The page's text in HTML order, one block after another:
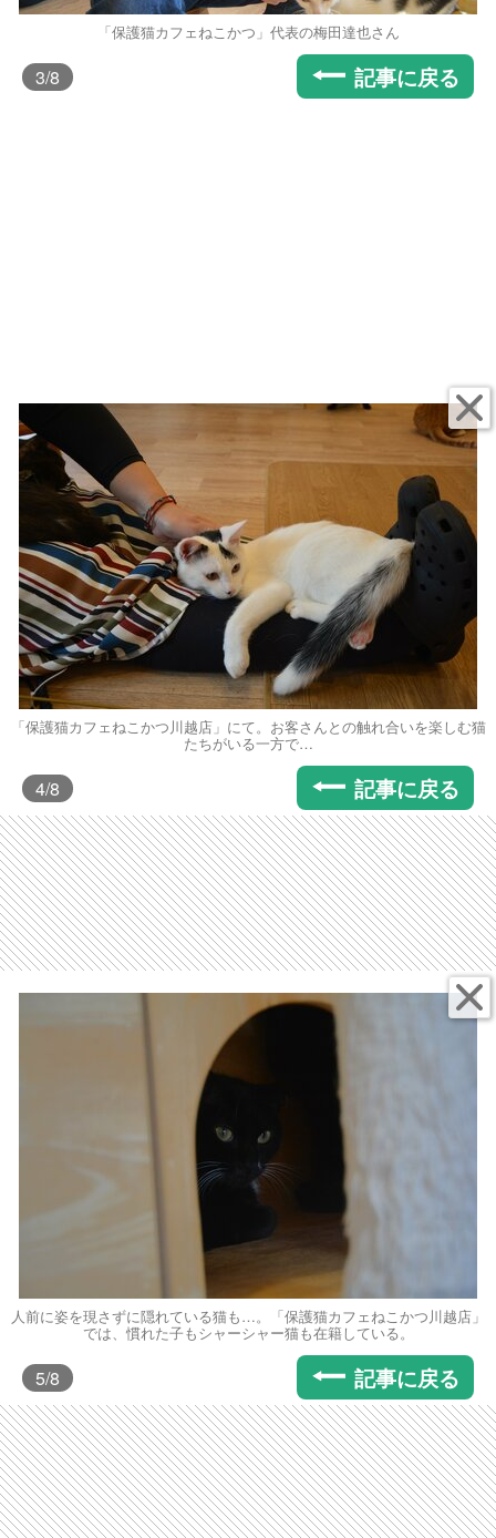
「保護猫カフェねこかつ」代表の梅田達也さん
3/8 記事に戻る
「保護猫カフェねこかつ川越店」にて。お客さんとの触れ合いを楽しむ猫
たちがいる一方で…
4/8 記事に戻る
人前に姿を現さずに隠れている猫も…。「保護猫カフェねこかつ川越店」
では、慣れた子もシャーシャー猫も在籍している。
5/8 記事に戻る